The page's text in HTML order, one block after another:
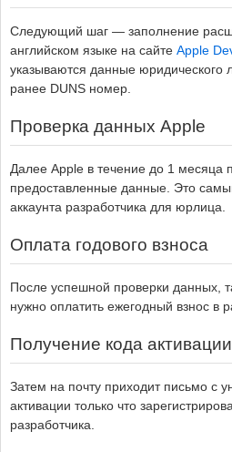
Следующий шаг — заполнение
английском языке на сайте Apple
указываются данные юридического
ранее DUNS номер.
Проверка данных Apple
Далее Apple в течение до 1 месяца
предоставленные данные. Это
аккаунта разработчика для юрлица.
Оплата годового взноса
После успешной проверки данных,
нужно оплатить ежегодный взнос в
Получение кода активации
Затем на почту приходит письмо с
активации только что
разработчика.